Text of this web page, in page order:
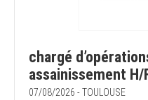
chargé
assainissement H/
07/08/2026 - TOULOUSE